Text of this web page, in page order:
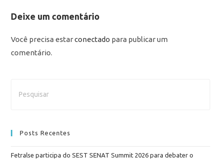
Deixe um comentário
Você precisa estarconectado para publicar um
comentário.
Posts Recentes
Fetralse participa do SEST SENAT Summit 2026 para debater o